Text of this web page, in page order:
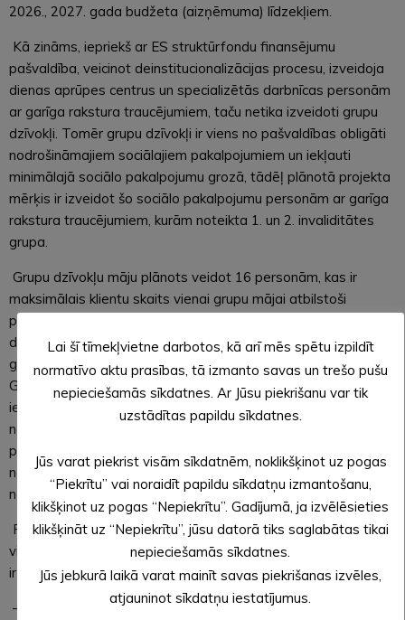
2026., 2027. gada budžeta (aizņēmuma) līdzekļiem.
Kā zināms, iepriekš ar ES struktūrfondu finansējumu
pašvaldība, veicinot deinstitucionalizācijas procesu, izveidoja
dienas aprūpes centrus un specializētās darbnīcas personām
ar garīga rakstura traucējumiem, taču netika izveidoti grupu
dzīvokļi. Tomēr grupu dzīvokļi ir viens no pašvaldības obligāti
nodrošināmajiem sociālajiem pakalpojumiem un iekļauti
minimālajā sociālo pakalpojumu grozā, tādēļ plānotā projekta
mērķis ir izveidot šo sociālo pakalpojumu personām ar garīga
rakstura traucējumiem, kurām noteikta 1. un 2. invaliditātes
grupa.
Grupu dzīvokļu māju plānots veidot 16 personām, kas ir
maksimālais klientu skaits vienai grupu mājai atbilstoši
prasībām sociālo pakalpojumu sniedzējiem. Pēc statistikas
datiem 2023. gadā Alūksnes novadā bija 174 personas ar
garīga rakstura traucējumiem un 1. vai 2. invaliditātes grupu.
Gadījumā, ja ar projekta mērķgrupas personām nebūs
iespējams nodrošināt pilnu izveidotās infrastruktūras
noslodzi, tad normatīvie akti ļauj šo pakalpojumu sniegt
pilngadīgām personām ar garīga rakstura traucējumiem, kam
noteikta 3. invaliditātes grupa, un personām, kam nav
noteikta invaliditāte.
Pašvaldības ieskatā piemērotākā šī pakalpojuma sniegšanas
vieta, ņemot vērā prasības sociālo pakalpojumu sniedzējiem,
ir sociālās aprūpes centra “Pīlādži” teritorijā Mālupē.
– Tā ir pietiekami plaša teritorija, lai abi pakalpojumi spētu
Lai šī tīmekļvietne darbotos, kā arī mēs spētu izpildīt
normatīvo aktu prasības, tā izmanto savas un trešo pušu
nepieciešamās sīkdatnes. Ar Jūsu piekrišanu var tik
uzstādītas papildu sīkdatnes.
Jūs varat piekrist visām sīkdatnēm, noklikšķinot uz pogas
“Piekrītu” vai noraidīt papildu sīkdatņu izmantošanu,
klikšķinot uz pogas “Nepiekrītu”. Gadījumā, ja izvēlēsieties
klikšķināt uz “Nepiekrītu”, jūsu datorā tiks saglabātas tikai
nepieciešamās sīkdatnes.
Jūs jebkurā laikā varat mainīt savas piekrišanas izvēles,
atjauninot sīkdatņu iestatījumus.